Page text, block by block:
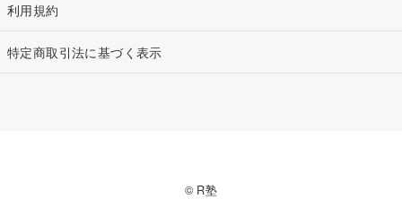
利用規約
特定商取引法に基づく表示
© R塾